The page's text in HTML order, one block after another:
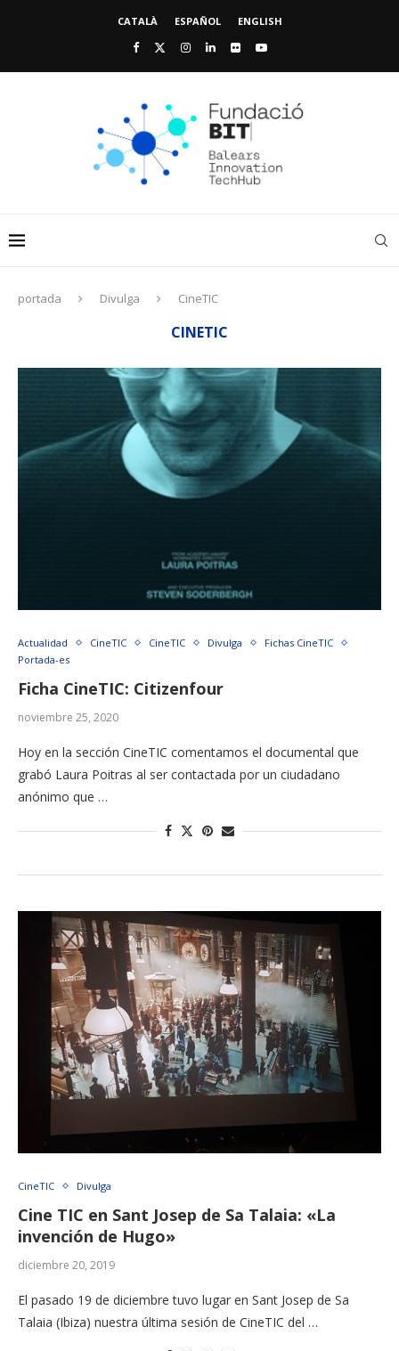
CATALÀ ESPAÑOL ENGLISH
portada Divulga CineTIC
CINETIC
Actualidad CineTIC CineTIC Divulga
Fichas CineTIC
Portada-es
Ficha CineTIC: Citizenfour
noviembre 25, 2020
Hoy en la sección CineTIC comentamos el documental que
grabó Laura Poitras al ser contactada por un ciudadano
anónimo que …
CineTIC Divulga
Cine TIC en Sant Josep de Sa Talaia: «La
invención de Hugo»
diciembre 20, 2019
El pasado 19 de diciembre tuvo lugar en Sant Josep de Sa
Talaia (Ibiza) nuestra última sesión de CineTIC del …